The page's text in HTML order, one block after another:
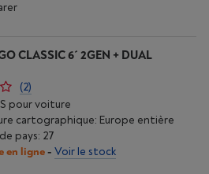
CLASSIC 6´ 2GEN + DUAL
(2)
pour voiture
cartographique: Europe entière
pays: 27
en ligne- Voir le stock